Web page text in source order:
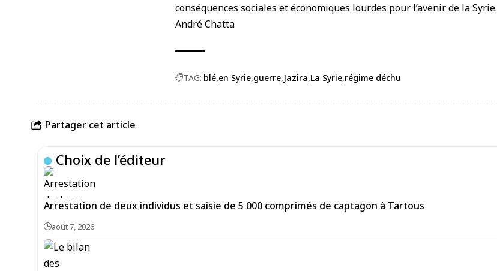
conséquences sociales et économiques lourdes pour l’avenir de la Syrie.
André Chatta
TAG: blé en Syrie guerre Jazira La Syrie régime déchu
Partager cet article
Choix de l’éditeur
Arrestation de deux individus et saisie de 5 000 comprimés de captagon à Tartous
août 7, 2026